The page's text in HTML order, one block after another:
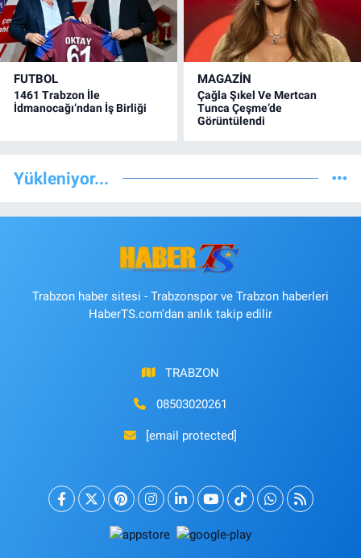
FUTBOL
1461 Trabzon İle
İdmanocağı’ndan İş Birliği
MAGAZİN
Çağla Şıkel Ve Mertcan
Tunca Çeşme’de
Görüntülendi
Yükleniyor...
Trabzon haber sitesi - Trabzonspor ve Trabzon haberleri
HaberTS.com'dan anlık takip edilir
TRABZON
08503020261
[email protected]